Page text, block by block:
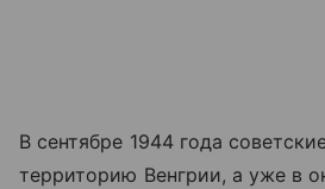
В сентябре 1944 года
территорию Венгрии, а уже в